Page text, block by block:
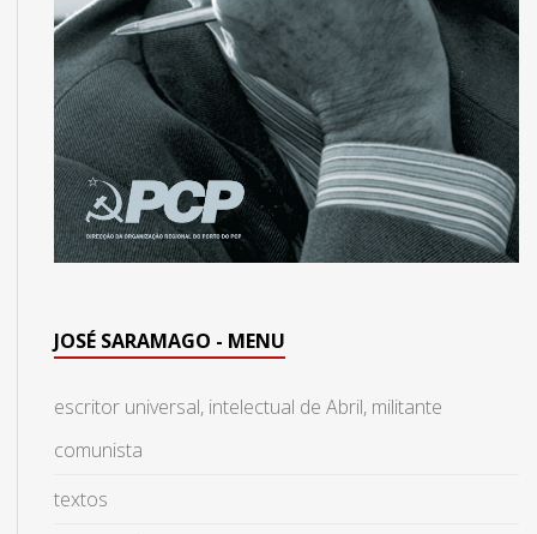
JOSÉ SARAMAGO - MENU
escritor universal, intelectual de Abril, militante
comunista
textos